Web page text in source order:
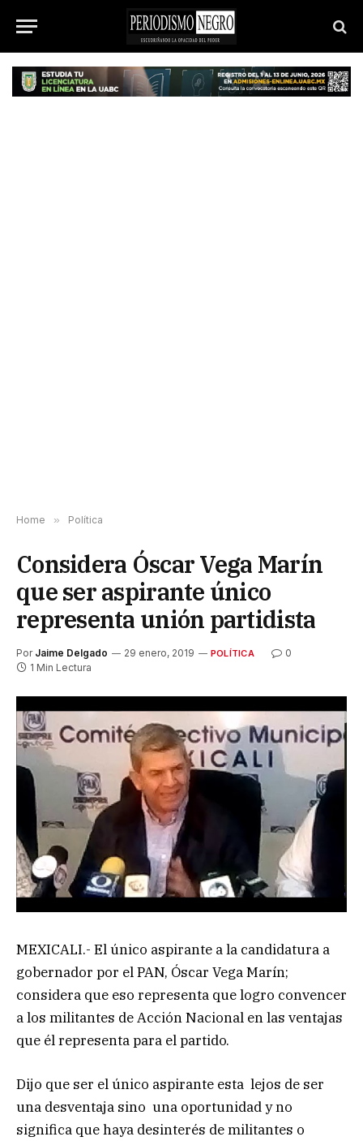
Home » Política
Considera Óscar Vega Marín
que ser aspirante único
representa unión partidista
Por Jaime Delgado 29 enero, 2019 POLÍTICA
0
1 Min Lectura
MEXICALI.- El único aspirante a la candidatura a
gobernador por el PAN, Óscar Vega Marín;
considera que eso representa que logro convencer
a los militantes de Acción Nacional en las ventajas
que él representa para el partido.
Dijo que ser el único aspirante esta lejos de ser
una desventaja sino una oportunidad y no
significa que haya desinterés de militantes o